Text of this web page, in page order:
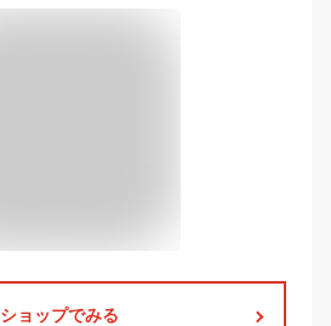
ショップでみる